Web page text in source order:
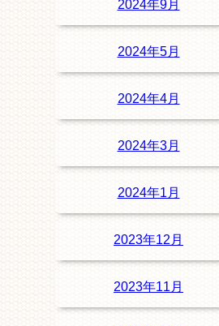
2024年9月
2024年5月
2024年4月
2024年3月
2024年1月
2023年12月
2023年11月